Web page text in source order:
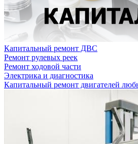
Капитальный ремонт ДВС
Ремонт рулевых реек
Ремонт ходовой части
Электрика и диагностика
Капитальный ремонт двигателей